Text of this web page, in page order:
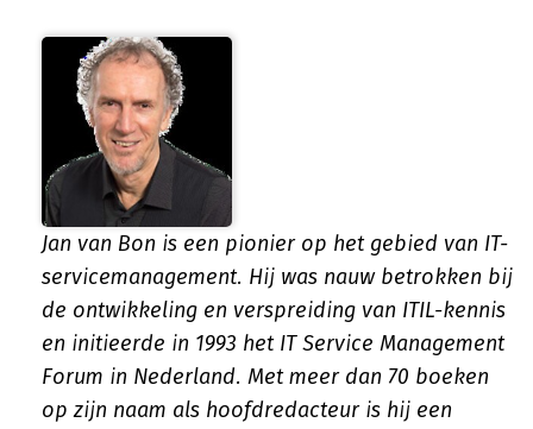
Jan van Bon is een pionier op het gebied van IT-
servicemanagement. Hij was nauw betrokken bij
de ontwikkeling en verspreiding van ITIL-kennis
en initieerde in 1993 het IT Service Management
Forum in Nederland. Met meer dan 70 boeken
op zijn naam als hoofdredacteur is hij een